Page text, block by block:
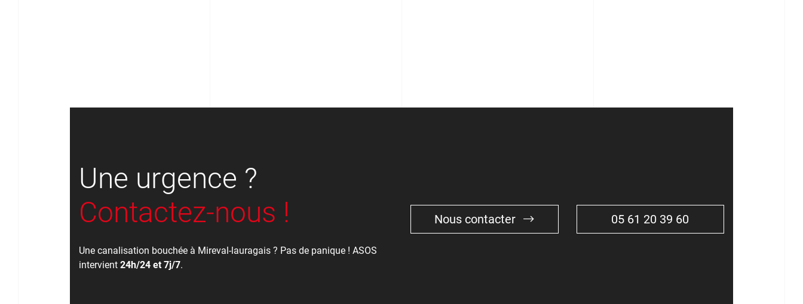
Une urgence ?
Contactez-nous !
Une canalisation bouchée à Mireval-lauragais ? Pas de panique ! ASOS
intervient 24h/24 et 7j/7.
Nous contacter 05 61 20 39 60